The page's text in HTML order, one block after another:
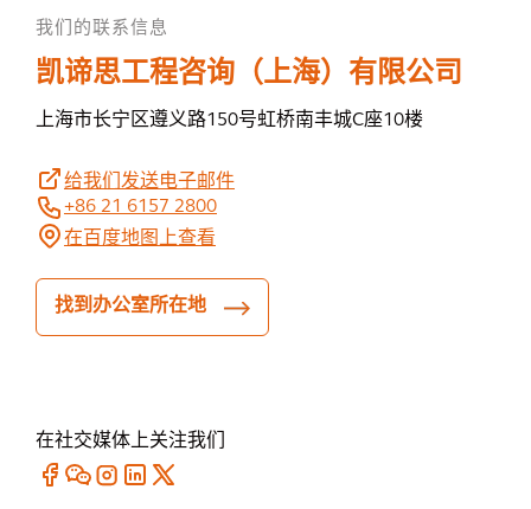
我们的联系信息
凯谛思工程咨询（上海）有限公司
上海市长宁区遵义路150号虹桥南丰城C座10楼
给我们发送电子邮件
+86 21 6157 2800
在百度地图上查看
找到办公室所在地
在社交媒体上关注我们